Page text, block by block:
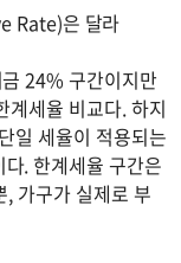
Rate)은 달라
24% 구간이지만
계세율 비교다. 하지
일 세율이 적용되는
. 한계세율 구간은
, 가구가 실제로 부